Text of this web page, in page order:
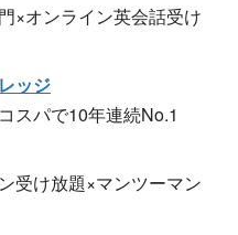
×オンライン英会話受け
ッジ
スパで10年連続No.1
受け放題×マンツーマン